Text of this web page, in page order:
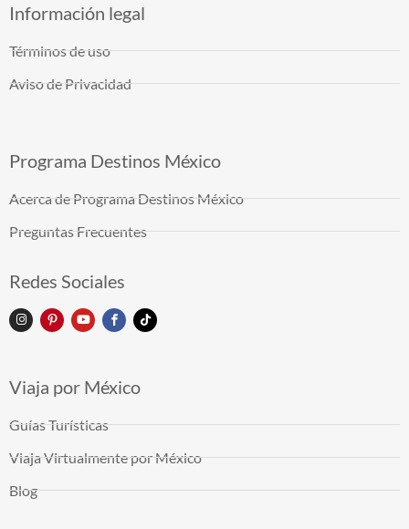
Información legal
Términos de uso
Aviso de Privacidad
Programa Destinos México
Acerca de Programa Destinos México
Preguntas Frecuentes
Redes Sociales
Viaja por México
Guías Turísticas
Viaja Virtualmente por México
Blog